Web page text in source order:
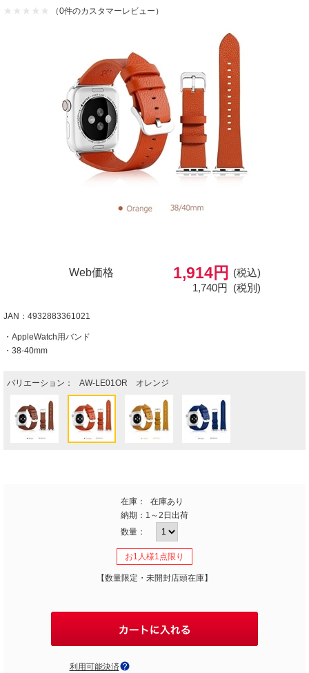
（0件のカスタマーレビュー）
Web価格 1,914円
(税込)
1,740円 (税別)
JAN：4932883361021
・AppleWatch用バンド
・38-40mm
バリエーション： AW-LE01OR オレンジ
在庫：
在庫あり
納期： 1～2日出荷
数量：
お1人様1点限り
【数量限定・未開封店頭在庫】
利用可能決済